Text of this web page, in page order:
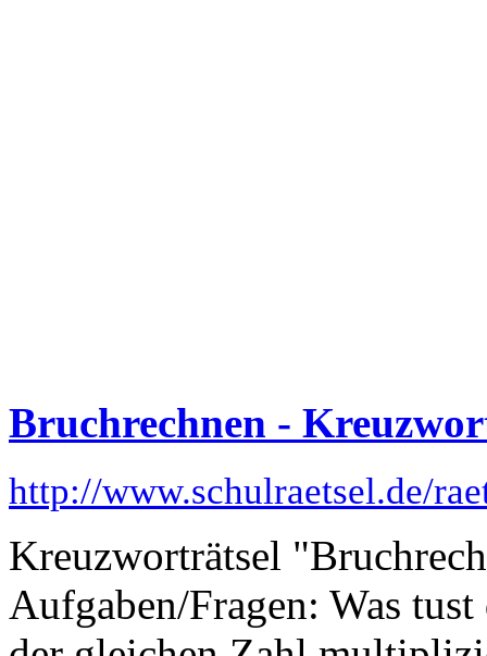
Bruchrechnen -
http://www.schulraetsel.de/
Kreuzworträtsel
Aufgaben/Fragen: Was